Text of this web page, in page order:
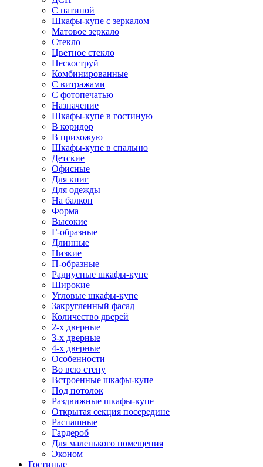
С патиной
Шкафы-купе с зеркалом
Матовое зеркало
Стекло
Цветное стекло
Пескоструй
Комбинированные
С витражами
С фотопечатью
Назначение
Шкафы-купе в гостиную
В коридор
В прихожую
Шкафы-купе в спальню
Детские
Офисные
Для книг
Для одежды
На балкон
Форма
Высокие
Г-образные
Длинные
Низкие
П-образные
Радиусные шкафы-купе
Широкие
Угловые шкафы-купе
Закругленный фасад
Количество дверей
2-х дверные
3-х дверные
4-х дверные
Особенности
Во всю стену
Встроенные шкафы-купе
Под потолок
Раздвижные шкафы-купе
Открытая секция посередине
Распашные
Гардероб
Для маленького помещения
Эконом
Гостиные